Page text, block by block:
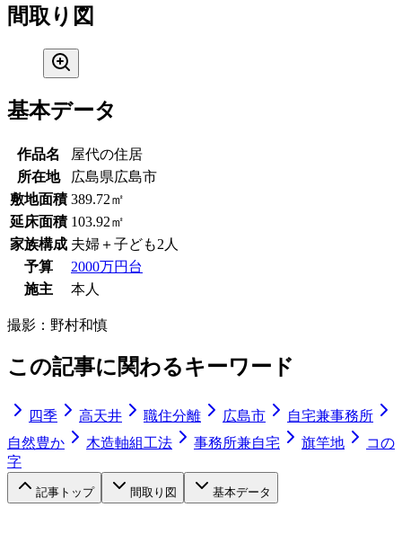
間取り図
基本データ
作品名
屋代の住居
所在地
広島県広島市
敷地面積 389.72㎡
延床面積 103.92㎡
家族構成 夫婦＋子ども2人
予算
2000万円台
施主
本人
撮影： 野村和慎
この記事に関わるキーワード
四季 高天井 職住分離 広島市
自宅兼事務所
自然豊か
木造軸組工法 事務所兼自宅 旗竿地
コの
字
記事トップ 間取り図 基本データ